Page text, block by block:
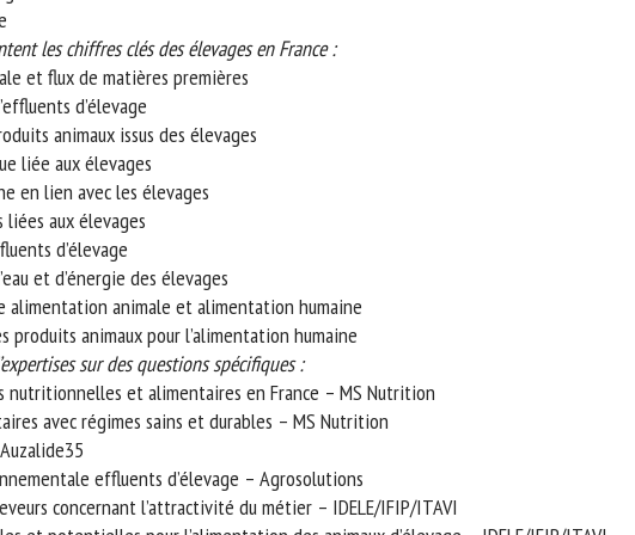
les chiffres clés des élevages en France :
et flux de matières premières
d’élevage
animaux issus des élevages
liée aux élevages
en lien avec les élevages
aux élevages
d’élevage
et d’énergie des élevages
alimentation animale et alimentation humaine
produits animaux pour l’alimentation humaine
sur des questions spécifiques :
nutritionnelles et alimentaires en France – MS Nutrition
avec régimes sains et durables – MS Nutrition
effluents d’élevage – Agrosolutions
concernant l’attractivité du métier – IDELE/IFIP/ITAVI